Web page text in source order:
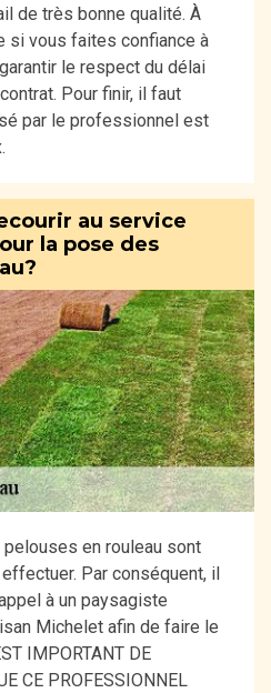
de très bonne qualité. À
si vous faites confiance à
le respect du délai
Pour finir, il faut
par le professionnel est
au service
la pose des
en rouleau sont
Par conséquent, il
à un paysagiste
Michelet afin de faire le
IMPORTANT DE
CE PROFESSIONNEL